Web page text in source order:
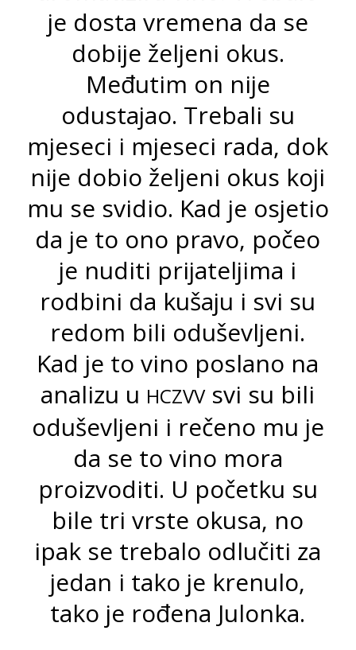
je dosta vremena da se
dobije željeni okus.
Međutim on nije
odustajao. Trebali su
mjeseci i mjeseci rada, dok
nije dobio željeni okus koji
mu se svidio. Kad je osjetio
da je to ono pravo, počeo
je nuditi prijateljima i
rodbini da kušaju i svi su
redom bili oduševljeni.
Kad je to vino poslano na
analizu u HCZVVsvi su bili
oduševljeni i rečeno mu je
da se to vino mora
proizvoditi. U početku su
bile tri vrste okusa, no
ipak se trebalo odlučiti za
jedan i tako je krenulo,
tako je rođena Julonka.